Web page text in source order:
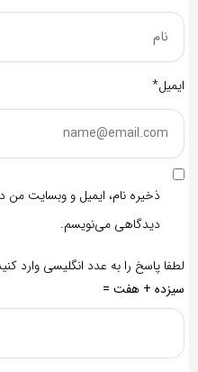
ایمیل*
ذخیره نام، ایمیل و وبسایت من
دیدگاهی می‌نویسم.
لطفا پاسخ را به عدد انگلیسی وارد
سیزده + هفت =